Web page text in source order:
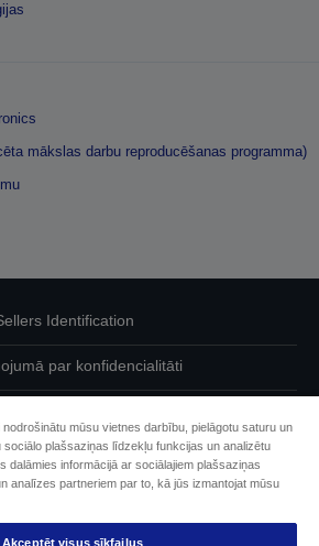
mākslas darbu reproducēšanas programma)
Identification
par konfidencialitāti
ar mums par saviem datiem
mūsu vietnes darbību, pielāgotu saturu un
plašsaziņas līdzekļu funkcijas un analizētu
dalāmies informācijā ar sociālajiem plašsaziņas
analīzes partneriem par to, kā jūs izmantojat mūsu
Akceptēt visus sīkfailus